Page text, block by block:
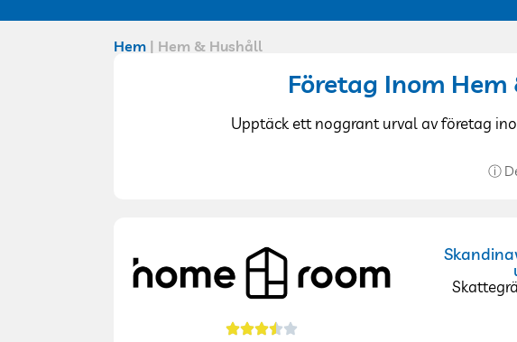
Hem | Hem & Hushåll
Företag Inom
Upptäck ett noggrant urval av företag
ⓘ